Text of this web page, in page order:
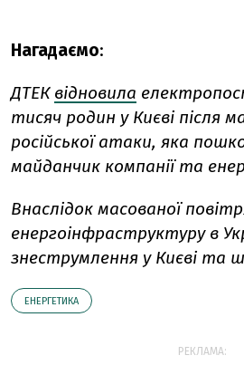
Нагадаємо:
ДТЕК відновила
тисяч родин у Києві після
російської атаки, яка
майданчик компанії та
Внаслідок масованої
енергоінфраструктуру в
знеструмлення у Києві та
ЕНЕРГЕТИКА
РЕКЛАМА: